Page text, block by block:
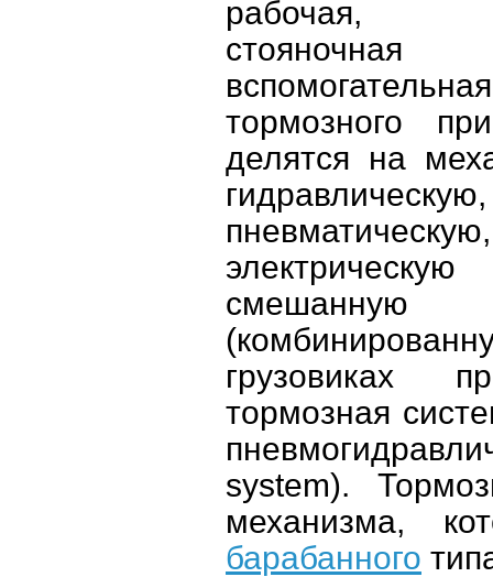
рабочая,
тормозного
делятся на
гидравлическую,
пневматическую,
смешанную
грузовиках
тормозная
system).
механизма,
барабанного